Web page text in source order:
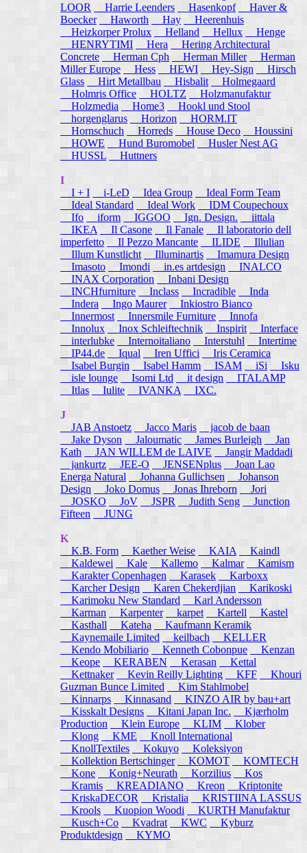
LOOR
Harrie Leenders Hasenkopf
Haver &
Boecker
Haworth Hay
Heerenhuis
Heizkorper Prolux
Helland Hellux
Henge
HENRYTIMI
Hera
Hering Architectural
Concrete
Herman Cph Herman Miller
Herman
Miller Europe
Hess HEWI Hey-Sign
Hirsch
Glass
Hirt Metallbau Hisbalit
Holmegaard
Holmris Office
HOLTZ
Holzmanufaktur
Holzmedia
Home3
Hookl und Stool
horgenglarus
Horizon
HORM.IT
Hornschuch
Horreds House Deco
Houssini
HOWE
Hund Buromobel
Husler Nest AG
HUSSL
Huttners
I
I + I
i-LeD Idea Group
Ideal Form Team
Ideal Standard
Ideal Work
IDM Coupechoux
Ifo
iform IGGOO Ign. Design.
iittala
IKEA
Il Casone Il Fanale
Il laboratorio dell
imperfetto
Il Pezzo Mancante ILIDE
Illulian
Illum Kunstlicht
Illuminartis
Imamura Design
Imasoto
Imondi in.es artdesign
INALCO
INAX Corporation
Inbani Design
INCHfurniture
Inclass Incradible
Inda
Indera
Ingo Maurer
Inkiostro Bianco
Innermost
Innersmile Furniture
Innofa
Innolux
Inox Schleiftechnik Inspirit
Interface
interlubke
Internoitaliano Interstuhl
Intertime
IP44.de
Iqual Iren Uffici
Iris Ceramica
Isabel Burgin
Isabel Hamm ISAM iSi Isku
isle lounge
Isomi Ltd it design
ITALAMP
Itlas
Iulite IVANKA IXC.
J
JAB Anstoetz
Jacco Maris
jacob de baan
Jake Dyson
Jaloumatic James Burleigh
Jan
Kath
JAN WILLEM de LAIVE
Jangir Maddadi
jankurtz JEE-O JENSENplus
Joan Lao
Energa Natural
Johanna Gullichsen
Johanson
Design
Joko Domus Jonas Ihreborn
Jori
JOSKO
JoV JSPR Judith Seng
Junction
Fifteen
JUNG
K
K.B. Form
Kaether Weise KAIA
Kaindl
Kaldewei
Kale Kallemo Kalmar
Kamism
Karakter Copenhagen
Karasek
Karboxx
Karcher Design
Karen Chekerdjian
Karikoski
Karimoku New Standard
Karl Andersson
Karman
Karpenter karpet Kartell
Kastel
Kasthall
Kateha
Kaufmann Keramik
Kaynemaile Limited keilbach
KELLER
Kendo Mobiliario
Kenneth Cobonpue
Kenzan
Keope
KERABEN Kerasan
Kettal
Kettnaker Kevin Reilly Lighting KFF
Khouri
Guzman Bunce Limited
Kim Stahlmobel
Kinnarps
Kinnasand
KINZO AIR by bau+art
Kisskalt Designs
Kitani Japan Inc.
Kjærholm
Production
Klein Europe KLIM
Klober
Klong
KME
Knoll International
KnollTextiles
Kokuyo
Koleksiyon
Kollektion Bertschinger KOMOT
KOMTECH
Kone
Konig+Neurath Korzilius
Kos
Kramis
KREADIANO Kreon
Kriptonite
KriskaDECOR
Kristalia
KRISTIINA LASSUS
Krools
Kuopion Woodi
KURTH Manufaktur
Kusch+Co
Kvadrat KWC
Kyburz
Produktdesign
KYMO